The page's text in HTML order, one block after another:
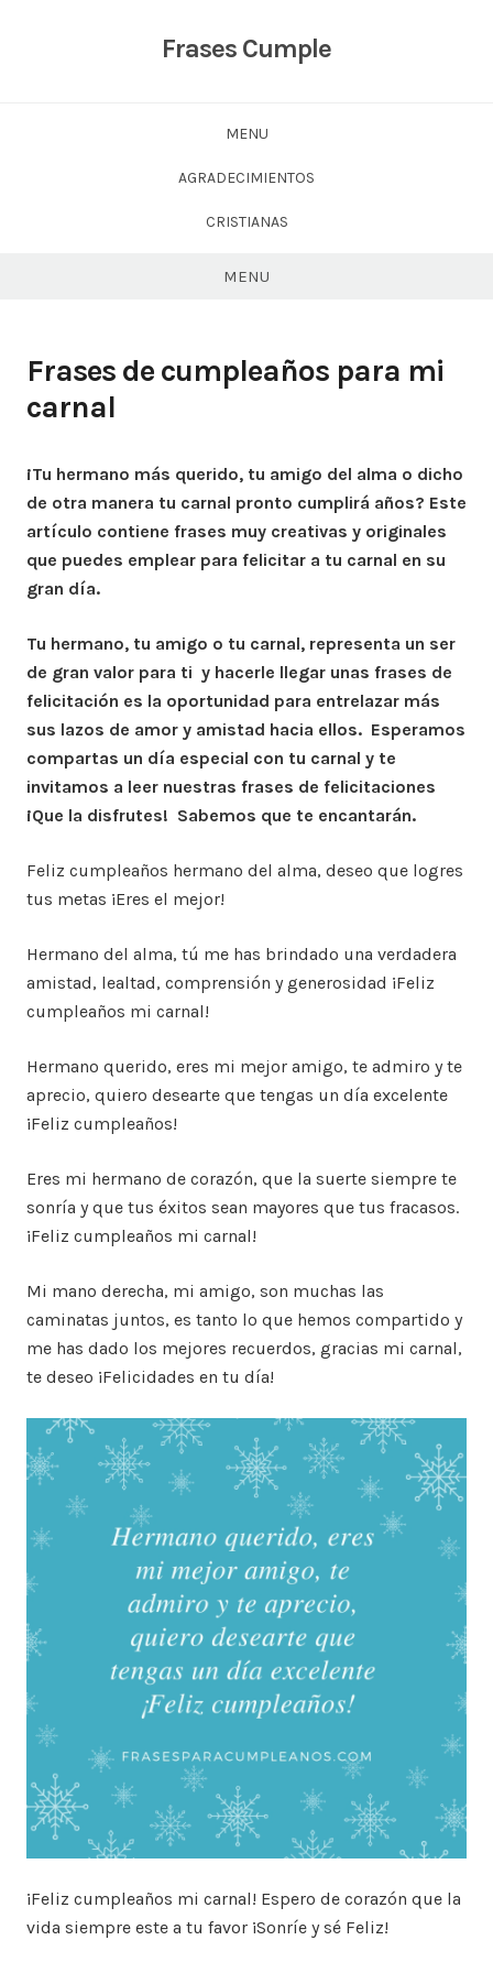
Frases Cumple
MENU
AGRADECIMIENTOS
CRISTIANAS
MENU
Frases de cumpleaños para mi
carnal
¡Tu hermano más querido, tu amigo del alma o dicho
de otra manera tu carnal pronto cumplirá años? Este
artículo contiene frases muy creativas y originales
que puedes emplear para felicitar a tu carnal en su
gran día.
Tu hermano, tu amigo o tu carnal, representa un ser
de gran valor para ti y hacerle llegar unas frases de
felicitación es la oportunidad para entrelazar más
sus lazos de amor y amistad hacia ellos. Esperamos
compartas un día especial con tu carnal y te
invitamos a leer nuestras frases de felicitaciones
¡Que la disfrutes! Sabemos que te encantarán.
Feliz cumpleaños hermano del alma, deseo que logres
tus metas ¡Eres el mejor!
Hermano del alma, tú me has brindado una verdadera
amistad, lealtad, comprensión y generosidad ¡Feliz
cumpleaños mi carnal!
Hermano querido, eres mi mejor amigo, te admiro y te
aprecio, quiero desearte que tengas un día excelente
¡Feliz cumpleaños!
Eres mi hermano de corazón, que la suerte siempre te
sonría y que tus éxitos sean mayores que tus fracasos.
¡Feliz cumpleaños mi carnal!
Mi mano derecha, mi amigo, son muchas las
caminatas juntos, es tanto lo que hemos compartido y
me has dado los mejores recuerdos, gracias mi carnal,
te deseo ¡Felicidades en tu día!
¡Feliz cumpleaños mi carnal! Espero de corazón que la
vida siempre este a tu favor ¡Sonríe y sé Feliz!